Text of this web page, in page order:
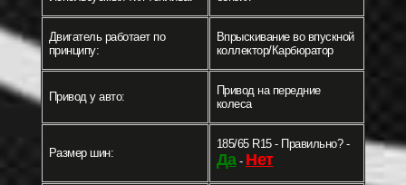
Двигатель работает по
принципу:
Впрыскивание во впускной
коллектор/Карбюратор
Привод у авто:
Привод на передние
колеса
Размер шин:
185/65 R15 - Правильно? -
Да- Нет